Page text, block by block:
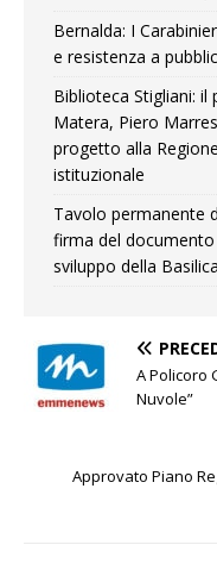
Bernalda: I
e resistenza a
Biblioteca Stigliani: il
Matera, Piero
progetto alla
istituzionale
Tavolo permanente
firma del
sviluppo della
A Policoro
Nuvole”
Approvato Piano